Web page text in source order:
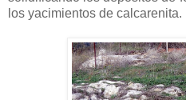
los yacimientos de calcarenita.